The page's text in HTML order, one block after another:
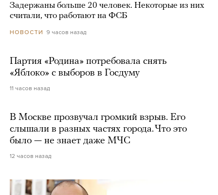
Задержаны больше 20 человек. Некоторые из них
считали, что работают на ФСБ
НОВОСТИ 9 часов назад
Партия «Родина» потребовала снять
«Яблоко» с выборов в Госдуму
11 часов назад
В Москве прозвучал громкий взрыв. Его
слышали в разных частях города. Что это
было — не знает даже МЧС
12 часов назад